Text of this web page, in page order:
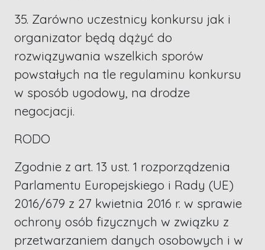
35. Zarówno uczestnicy konkursu jak i
organizator będą dążyć do
rozwiązywania wszelkich sporów
powstałych na tle regulaminu konkursu
w sposób ugodowy, na drodze
negocjacji.
RODO
Zgodnie z art. 13 ust. 1 rozporządzenia
Parlamentu Europejskiego i Rady (UE)
2016/679 z 27 kwietnia 2016 r. w sprawie
ochrony osób fizycznych w związku z
przetwarzaniem danych osobowych i w